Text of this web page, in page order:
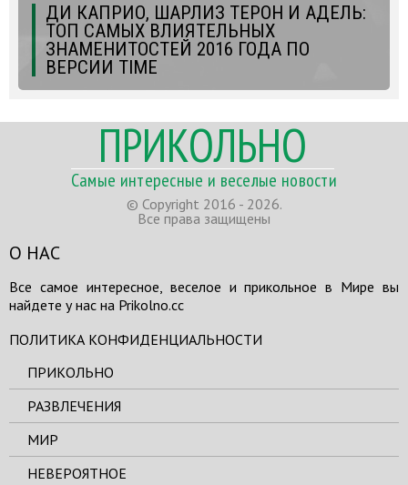
ДИ КАПРИО, ШАРЛИЗ ТЕРОН И АДЕЛЬ:
ТОП САМЫХ ВЛИЯТЕЛЬНЫХ
ЗНАМЕНИТОСТЕЙ 2016 ГОДА ПО
ВЕРСИИ TIME
ПРИКОЛЬНО
Самые интересные и веселые новости
© Copyright 2016 - 2026.
Все права защищены
О НАС
Все самое интересное, веселое и прикольное в Мире вы
найдете у нас на Prikolno.cc
ПОЛИТИКА КОНФИДЕНЦИАЛЬНОСТИ
ПРИКОЛЬНО
РАЗВЛЕЧЕНИЯ
МИР
НЕВЕРОЯТНОЕ